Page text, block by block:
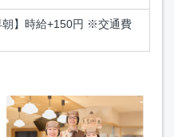
朝】時給+150円 ※交通費